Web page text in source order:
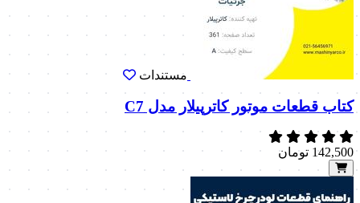
مستندات
کتاب قطعات موتور کاترپیلار مدل C7
142,500 تومان